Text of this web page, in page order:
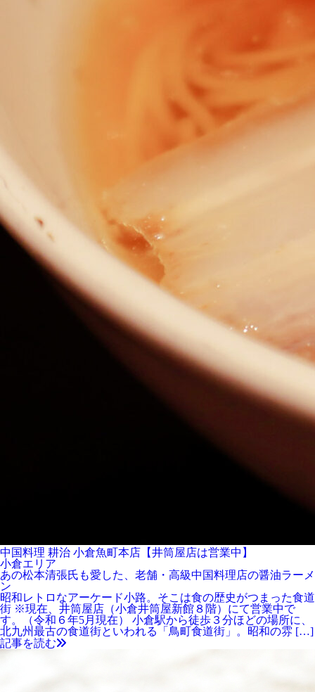
中国料理 耕治 小倉魚町本店【井筒屋店は営業中】
小倉エリア
あの松本清張氏も愛した、老舗・高級中国料理店の醤油ラーメ
ン
昭和レトロなアーケード小路。そこは食の歴史がつまった食道
街 ※現在、井筒屋店（小倉井筒屋新館８階）にて営業中で
す。（令和６年5月現在） 小倉駅から徒歩３分ほどの場所に、
北九州最古の食道街といわれる「鳥町食道街」。昭和の雰 […]
記事を読む